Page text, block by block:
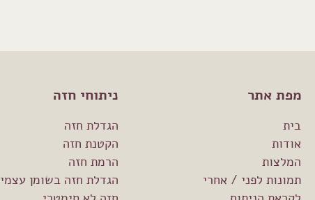
מפת אתר
בית
אודות
המלצות
תמונות לפני / אחרי
ניתוחי חזה
הגדלת חזה
הקטנת חזה
הרמת חזה
הגדלת חזה בשומן עצמי